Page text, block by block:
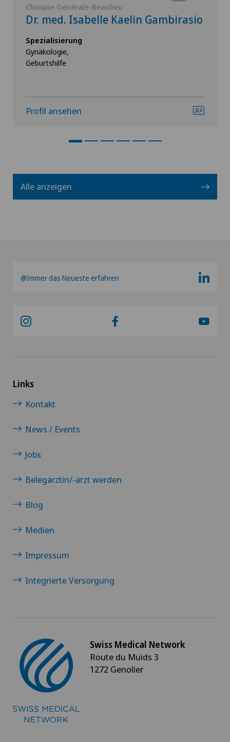
Clinique Générale-Beaulieu
Dr. med. Isabelle Kaelin Gambirasio
Spezialisierung
Gynäkologie,
Geburtshilfe
Profil ansehen
Alle anzeigen
@Immer das Neueste erfahren
Links
Kontakt
News / Events
Jobs
Belegärztin/-arzt werden
Blog
Medien
Impressum
Integrierte Versorgung
Swiss Medical Network
Route du Muids 3
1272 Genolier